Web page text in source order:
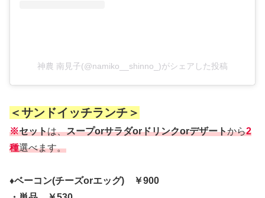
神農 南見子(@namiko__shinno_)がシェアした投稿
＜サンドイッチランチ＞
※セットは、スープorサラダorドリンクorデザートから2
種選べます。
♦ベーコン(チーズorエッグ) ￥900